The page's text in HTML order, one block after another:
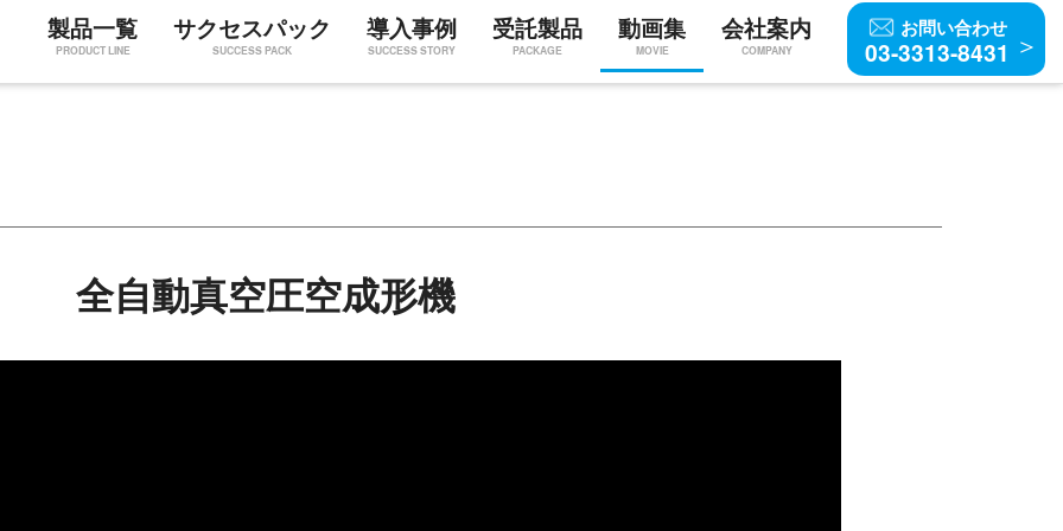
製品一覧
PRODUCT LINE
サクセスパック
SUCCESS PACK
導入事例
SUCCESS STORY
受託製品
PACKAGE
動画集
MOVIE
会社案内
COMPANY
お問い合わせ
03-3313-8431
全自動真空圧空成形機